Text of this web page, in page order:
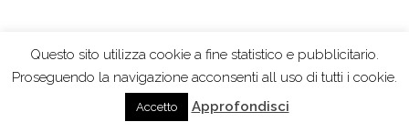
Questo sito utilizza cookie a fine statistico e pubblicitario.
Proseguendo la navigazione acconsenti all uso di tutti i cookie.
Accetto Approfondisci